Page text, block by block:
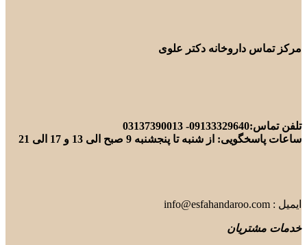
مرکز تماس داروخانه دکتر علوی
تلفن تماس:09133329640- 03137390013
ساعات پاسخگویی: از شنبه تا پنجشنبه 9 صبح الی 13 و 17 الی 21
ایمیل : info@esfahandaroo.com
خدمات مشتریان